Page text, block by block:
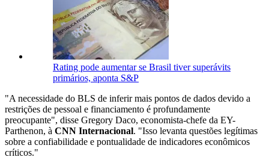
Rating pode aumentar se Brasil tiver superávits
primários, aponta S&P
"A necessidade do BLS de inferir mais pontos de dados devido a
restrições de pessoal e financiamento é profundamente
preocupante", disse Gregory Daco, economista-chefe da EY-
Parthenon, à CNN Internacional. "Isso levanta questões legítimas
sobre a confiabilidade e pontualidade de indicadores econômicos
críticos."